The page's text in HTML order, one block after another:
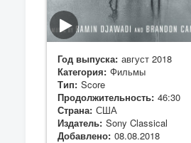
Год выпуска: август 2018
Категория: Фильмы
Тип: Score
Продолжительность: 46:30
Страна: США
Издатель: Sony Classical
Добавлено: 08.08.2018